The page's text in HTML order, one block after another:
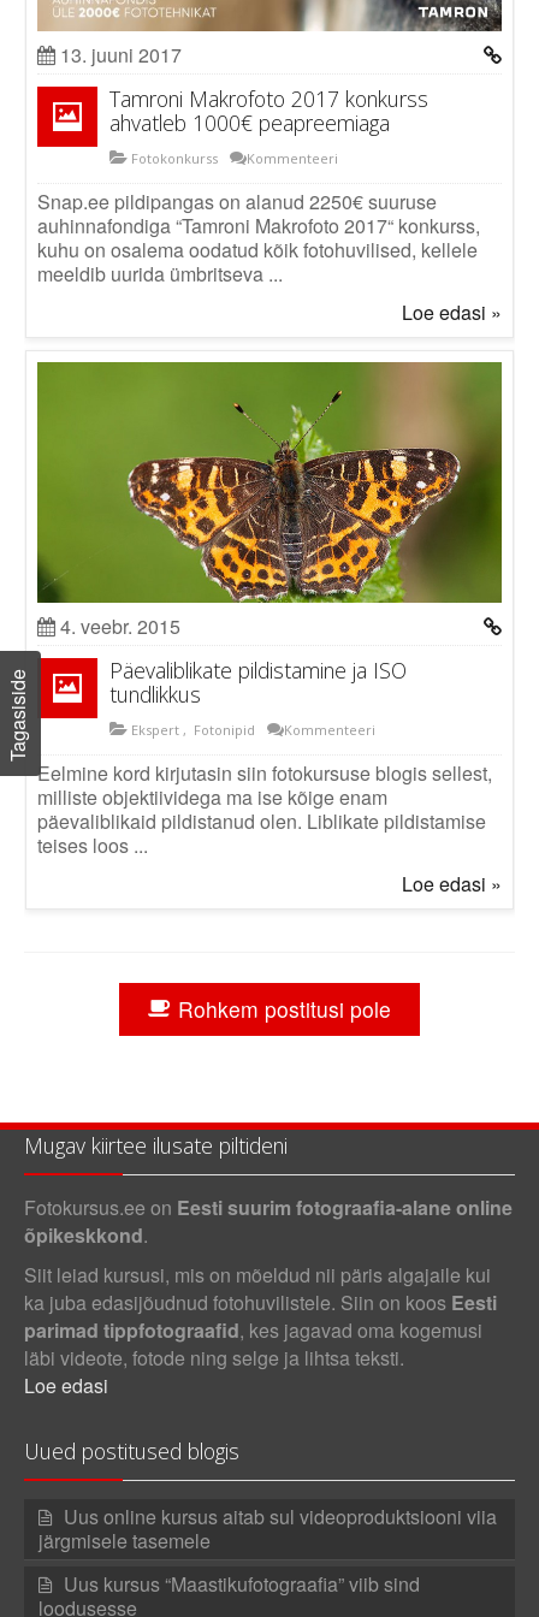
Logi välja
13. juuni 2017
Tamroni Makrofoto 2017 konkurss
ahvatleb 1000€ peapreemiaga
Fotokonkurss Kommenteeri
Snap.ee pildipangas on alanud 2250€ suuruse
auhinnafondiga “Tamroni Makrofoto 2017“ konkurss,
kuhu on osalema oodatud kõik fotohuvilised, kellele
meeldib uurida ümbritseva ...
Loe edasi »
4. veebr. 2015
Päevaliblikate pildistamine ja ISO
tundlikkus
Ekspert, Fotonipid Kommenteeri
Eelmine kord kirjutasin siin fotokursuse blogis sellest,
milliste objektiividega ma ise kõige enam
päevaliblikaid pildistanud olen. Liblikate pildistamise
teises loos ...
Loe edasi »
Rohkem postitusi pole
Mugav kiirtee ilusate piltideni
Fotokursus.ee on Eesti suurim fotograafia-alane online
õpikeskkond.
Siit leiad kursusi, mis on mõeldud nii päris algajaile kui
ka juba edasijõudnud fotohuvilistele. Siin on koos Eesti
parimad tippfotograafid, kes jagavad oma kogemusi
läbi videote, fotode ning selge ja lihtsa teksti.
Loe edasi
Uued postitused blogis
Uus online kursus aitab sul videoproduktsiooni viia
järgmisele tasemele
Uus kursus “Maastikufotograafia” viib sind
loodusesse
Tagasiside